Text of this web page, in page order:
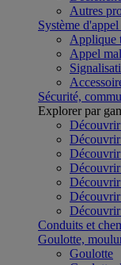
Autres
Système
Applique
Appel
Sécurité,
Explorer par
Conduits et
Goulotte,
Goulotte